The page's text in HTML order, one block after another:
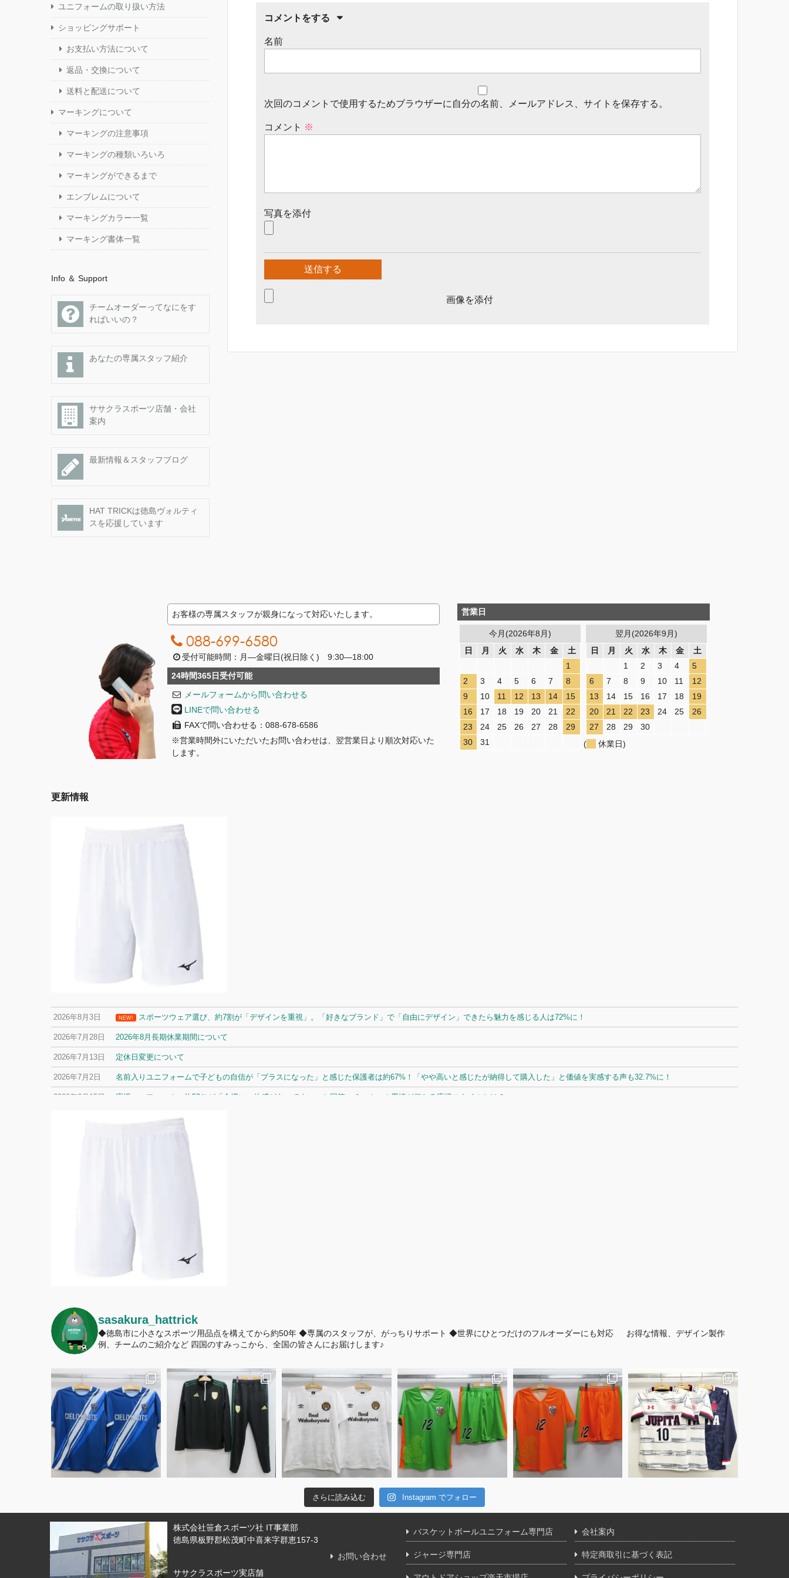
コメントをする
名前
次回のコメントで使用するためブラウザーに自分の名前、メールアドレス、サイトを保存する。
コメント ※
写真を添付
画像を添付
ユニフォームの取り扱い方法
ショッピングサポート
お支払い方法について
返品・交換について
送料と配送について
マーキングについて
マーキングの注意事項
マーキングの種類いろいろ
マーキングができるまで
エンブレムについて
マーキングカラー一覧
マーキング書体一覧
Info ＆ Support
チームオーダーってなにをす
ればいいの？
あなたの専属スタッフ紹介
ササクラスポーツ店舗・会社
案内
最新情報＆スタッフブログ
HAT TRICKは徳島ヴォルティ
スを応援しています
お客様の専属スタッフが親身になって対応いたします。
088-699-6580
受付可能時間：月―金曜日(祝日除く) 9:30―18:00
24時間365日受付可能
メールフォームから問い合わせる
LINEで問い合わせる
FAXで問い合わせる：088-678-6586
※営業時間外にいただいたお問い合わせは、翌営業日より順次対応いた
します。
営業日
今月(2026年8月)
日
月 火 水 木 金
土
1
2
3 4 5 6 7
8
9
10 11 12 13 14
15
16
17 18 19 20 21
22
23
24 25 26 27 28
29
30
31
翌月(2026年9月)
日
月 火 水 木 金
土
1
2 3 4
5
6
7 8 9 10 11
12
13
14 15 16 17 18
19
20
21 22 23 24 25
26
27
28 29
30
(
休業日)
更新情報
2026年8月3日 NEW! スポーツウェア選び、約7割が「デザインを重視」。「好きなブランド」で「自由にデザイン」できたら魅力を感じる人は72%に！
2026年7月28日 2026年8月長期休業期間について
2026年7月13日 定休日変更について
2026年7月2日 名前入りユニフォームで子どもの自信が「プラスになった」と感じた保護者は約67%！「やや高いと感じたが納得して購入した」と価値を実感する声も32.7%に！
2026年6月15日 応援ユニフォーム、約53％が「会場に一体感があってよい」と回答。チームへの愛情が伝わる応援スタイルとは？
sasakura_hattrick
◆徳島市に小さなスポーツ用品点を構えてから約50年 ◆専属のスタッフが、がっちりサポート ◆世界にひとつだけのフルオーダーにも対応
お得な情報、デザイン製作
例、チームのご紹介など 四国のすみっこから、全国の皆さんにお届けします♪
さらに読み込む Instagram でフォロー
株式会社笹倉スポーツ社 IT事業部
徳島県板野郡松茂町中喜来字群恵157-3
お問い合わせ
ササクラスポーツ実店舗
バスケットボールユニフォーム専門店
ジャージ専門店
会社案内
特定商取引に基づく表記